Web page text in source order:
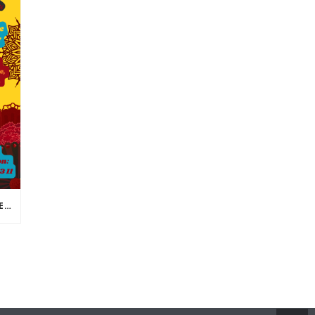
NOUVEAUTÉ POUR LA RENTRÉE: PAPOTER EN ESPAGNOL! POUR TOUS LES NIVEAUX, LES LUNDIS DE 14H À 16H! INSCRIPTION ET INFO : 02 98 86 13 11